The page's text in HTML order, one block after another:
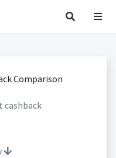
cashback